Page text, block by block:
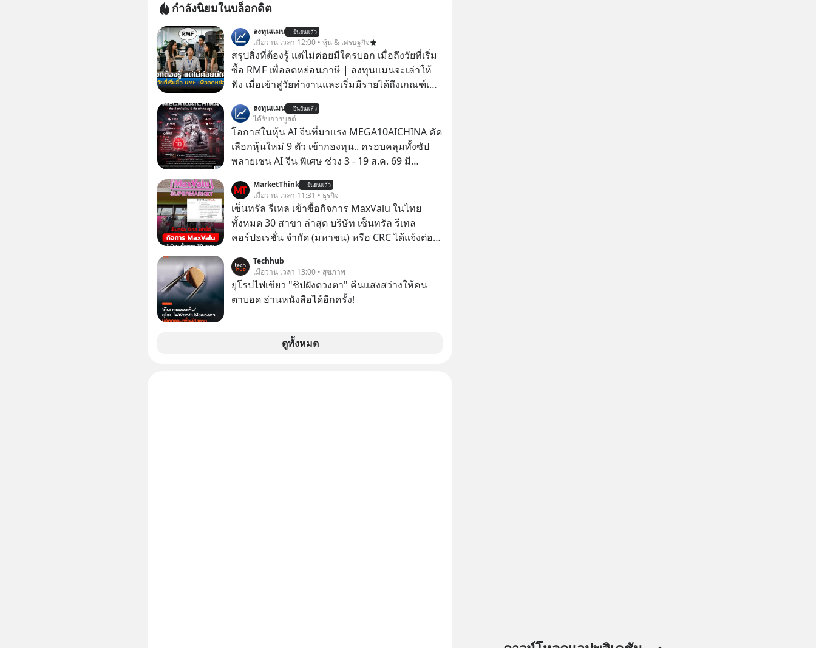
กำลังนิยมในบล็อกดิต
ลงทุนแมน ยืนยันแล้ว
เมื่อวาน เวลา 12:00 • หุ้น & เศรษฐกิจ
สรุปสิ่งที่ต้องรู้ แต่ไม่ค่อยมีใครบอก เมื่อถึงวัยที่เริ่ม
ซื้อ RMF เพื่อลดหย่อนภาษี | ลงทุนแมนจะเล่าให้
ฟัง เมื่อเข้าสู่วัยทำงานและเริ่มมีรายได้ถึงเกณฑ์เสีย
เพราะนอกจากจะช่วยลดหย่อนภาษีได้แล้ว ยังเป็น
โอกาสในการสร้างความมั่งคั่งระยะยาว แต่น้อยคน
นักที่จะลงลึกว่า ถ้าลงทุนใน RMF ควรรู้ อะไรบ้าง
ควรดู ตรงไหน ทำอย่างไร ถึงจะดีกับเรา แล้วเรา
ต่อได้จริง ๆ ลงทุนแมนจะเล่าให้ฟัง
ลงทุนแมน ยืนยันแล้ว
ได้รับการบูสต์
โอกาสในหุ้น AI จีนที่มาแรง MEGA10AICHINA คัด
เลือกหุ้นใหม่ 9 ตัว เข้ากองทุน.. ครอบคลุมทั้งซัป
พลายเชน AI จีน พิเศษ ช่วง 3 - 19 ส.ค. 69 มี
บาทขึ้นไป ฟรีค่าธรรมเนียมซื้อ
MarketThink ยืนยันแล้ว
เมื่อวาน เวลา 11:31 • ธุรกิจ
เซ็นทรัล รีเทล เข้าซื้อกิจการ MaxValu ในไทย
ทั้งหมด 30 สาขา ล่าสุด บริษัท เซ็นทรัล รีเทล
คอร์ปอเรชั่น จํากัด (มหาชน) หรือ CRC ได้แจ้งต่อ
เข้าถือหุ้นในบริษัท อิออน (ไทยแลนด์) จำกัด
เจ้าของ MaxValu ในไทย
Techhub
เมื่อวาน เวลา 13:00 • สุขภาพ
ยุโรปไฟเขียว "ชิปฝังดวงตา" คืนแสงสว่างให้คน
ตาบอด อ่านหนังสือได้อีกครั้ง!
ดูทั้งหมด